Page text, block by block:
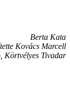
Berta Kata
Kovács Marcell
Körtvélyes Tivadar